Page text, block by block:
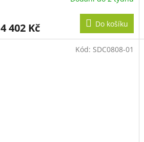
4 402 Kč Do košíku
Kód: SDC0808-01